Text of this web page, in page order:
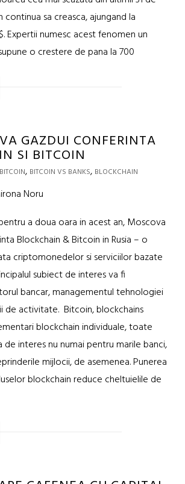
sa creasca, ajungand la
Expertii numesc acest fenomen un
o crestere de pana la 700
GAZDUI CONFERINTA
SI BITCOIN
BITCOIN, BITCOIN VS BANKS, BLOCKCHAIN
Noru
a doua oara in acest an, Moscova
Blockchain & Bitcoin in Rusia – o
criptomonedelor si serviciilor bazate
subiect de interes va fi
bancar, managementul tehnologiei
de activitate. Bitcoin, blockchains
blockchain individuale, toate
interes nu numai pentru marile banci,
mijlocii, de asemenea. Punerea
blockchain reduce cheltuielile de